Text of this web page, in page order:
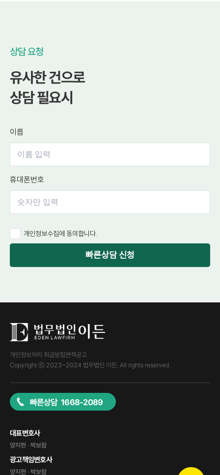
상담 요청
유사한 건으로
상담 필요시
이름
휴대폰번호
개인정보수집에 동의합니다.
빠른상담 신청
개인정보처리 취급방침면책공고
Copyright ⓒ 2023~2024 법무법인 이든. All rights reserved.
빠른상담 1668-2089
대표변호사
양지현 · 박보람
광고책임변호사
양지현 · 박보람